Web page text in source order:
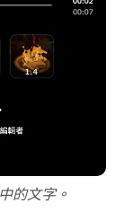
的文字。